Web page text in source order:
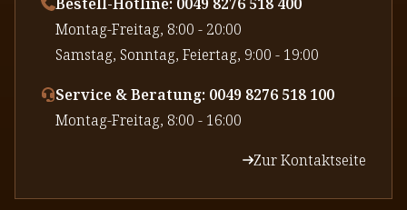
⁠Montag-Freitag, 8:00 - 20:00
⁠Samstag, Sonntag, Feiertag, 9:00 - 19:00
Service & Beratung: 0049 8276 518 100
⁠Montag-Freitag, 8:00 - 16:00
Zur Kontaktseite